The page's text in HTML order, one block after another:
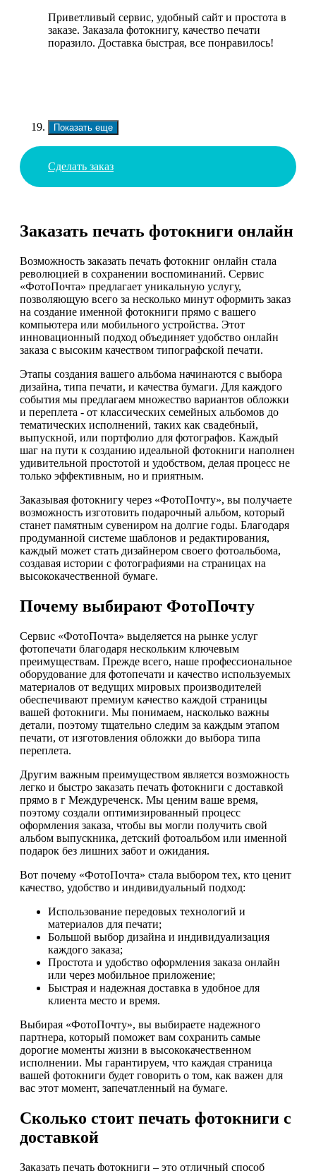
Приветливый сервис, удобный сайт и простота в
заказе. Заказала фотокнигу, качество печати
поразило. Доставка быстрая, все понравилось!
Показать еще
Сделать заказ
Заказать печать фотокниги онлайн
Возможность заказать печать фотокниг онлайн стала
революцией в сохранении воспоминаний. Сервис
«ФотоПочта» предлагает уникальную услугу,
позволяющую всего за несколько минут оформить заказ
на создание именной фотокниги прямо с вашего
компьютера или мобильного устройства. Этот
инновационный подход объединяет удобство онлайн
заказа с высоким качеством типографской печати.
Этапы создания вашего альбома начинаются с выбора
дизайна, типа печати, и качества бумаги. Для каждого
события мы предлагаем множество вариантов обложки
и переплета - от классических семейных альбомов до
тематических исполнений, таких как свадебный,
выпускной, или портфолио для фотографов. Каждый
шаг на пути к созданию идеальной фотокниги наполнен
удивительной простотой и удобством, делая процесс не
только эффективным, но и приятным.
Заказывая фотокнигу через «ФотоПочту», вы получаете
возможность изготовить подарочный альбом, который
станет памятным сувениром на долгие годы. Благодаря
продуманной системе шаблонов и редактирования,
каждый может стать дизайнером своего фотоальбома,
создавая истории с фотографиями на страницах на
высококачественной бумаге.
Почему выбирают ФотоПочту
Сервис «ФотоПочта» выделяется на рынке услуг
фотопечати благодаря нескольким ключевым
преимуществам. Прежде всего, наше профессиональное
оборудование для фотопечати и качество используемых
материалов от ведущих мировых производителей
обеспечивают премиум качество каждой страницы
вашей фотокниги. Мы понимаем, насколько важны
детали, поэтому тщательно следим за каждым этапом
печати, от изготовления обложки до выбора типа
переплета.
Другим важным преимуществом является возможность
легко и быстро заказать печать фотокниги с доставкой
прямо в г Междуреченск. Мы ценим ваше время,
поэтому создали оптимизированный процесс
оформления заказа, чтобы вы могли получить свой
альбом выпускника, детский фотоальбом или именной
подарок без лишних забот и ожидания.
Вот почему «ФотоПочта» стала выбором тех, кто ценит
качество, удобство и индивидуальный подход:
Использование передовых технологий и
материалов для печати;
Большой выбор дизайна и индивидуализация
каждого заказа;
Простота и удобство оформления заказа онлайн
или через мобильное приложение;
Быстрая и надежная доставка в удобное для
клиента место и время.
Выбирая «ФотоПочту», вы выбираете надежного
партнера, который поможет вам сохранить самые
дорогие моменты жизни в высококачественном
исполнении. Мы гарантируем, что каждая страница
вашей фотокниги будет говорить о том, как важен для
вас этот момент, запечатленный на бумаге.
Сколько стоит печать фотокниги с
доставкой
Заказать печать фотокниги – это отличный способ